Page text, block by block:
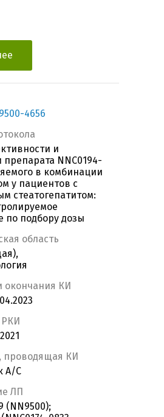
4656
и
препарата NNC0194-
в комбинации
у пациентов с
стеатогепатитом:
по подбору дозы
область
окончания КИ
проводящая КИ
А/С
ЛП
(NN9500);